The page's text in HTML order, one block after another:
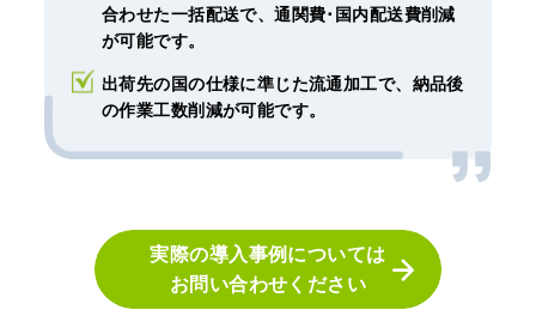
合わせた一括配送で、通関費･国内配送費削減
が可能です。
出荷先の国の仕様に準じた流通加工で、納品後
の作業工数削減が可能です。
実際の導入事例については
お問い合わせください